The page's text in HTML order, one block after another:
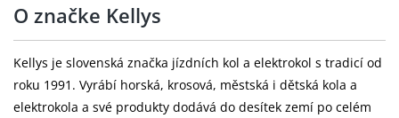
Brzdové
přední 160 mm / zadní 160 mm
Kazeta: SHIMANO CS-HG200-8 (12-32T)
Řetěz: KMC Z8
O značke Kellys
Kellys je slovenská značka jízdních kol a elektrokol s tradicí od
roku 1991. Vyrábí horská, krosová, městská i dětská kola a
elektrokola a své produkty dodává do desítek zemí po celém